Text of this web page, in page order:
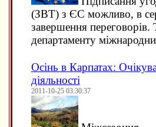
(ЗВТ) з ЄС можливо, в
завершення
департаменту
Осінь в Карпатах:
діяльності
2011-10-25 03:30:37